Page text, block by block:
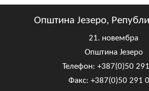
Општина Језеро,
21. новембра
Општина Језеро
Телефон: +387(0)50
Факс: +387(0)50 291